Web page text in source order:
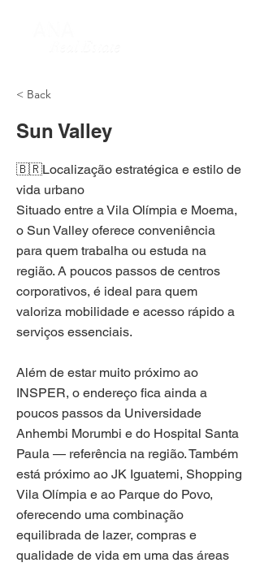
< Back
Sun Valley
🇧🇷Localização estratégica e estilo de
vida urbano
Situado entre a Vila Olímpia e Moema,
o Sun Valley oferece conveniência
para quem trabalha ou estuda na
região. A poucos passos de centros
corporativos, é ideal para quem
valoriza mobilidade e acesso rápido a
serviços essenciais.
Além de estar muito próximo ao
INSPER, o endereço fica ainda a
poucos passos da Universidade
Anhembi Morumbi e do Hospital Santa
Paula — referência na região. Também
está próximo ao JK Iguatemi, Shopping
Vila Olímpia e ao Parque do Povo,
oferecendo uma combinação
equilibrada de lazer, compras e
qualidade de vida em uma das áreas